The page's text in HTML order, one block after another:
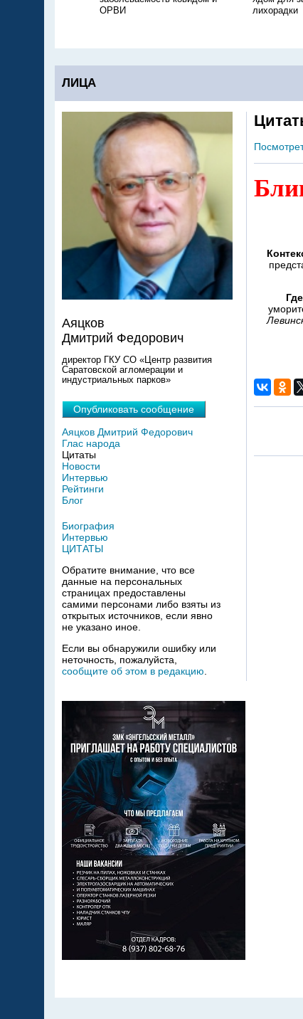
ОРВИ
лихорадки
ЛИЦА
Аяцков
Дмитрий Федорович
директор ГКУ СО «Центр развития
Саратовской агломерации и
индустриальных парков»
Опубликовать сообщение
Аяцков Дмитрий Федорович
Глас народа
Цитаты
Новости
Интервью
Рейтинги
Блог
Биография
Интервью
ЦИТАТЫ
Обратите внимание, что все
данные на персональных
страницах предоставлены
самими персонами либо взяты из
открытых источников, если явно
не указано иное.
Если вы обнаружили ошибку или
неточность, пожалуйста,
сообщите об этом в редакцию.